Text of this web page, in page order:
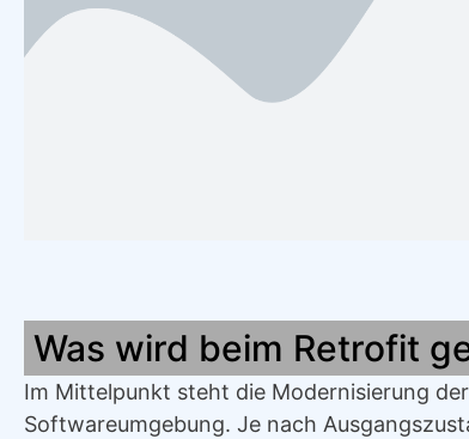
Was wird beim Retrofit
Im Mittelpunkt steht die Modernisierung
Softwareumgebung. Je nach